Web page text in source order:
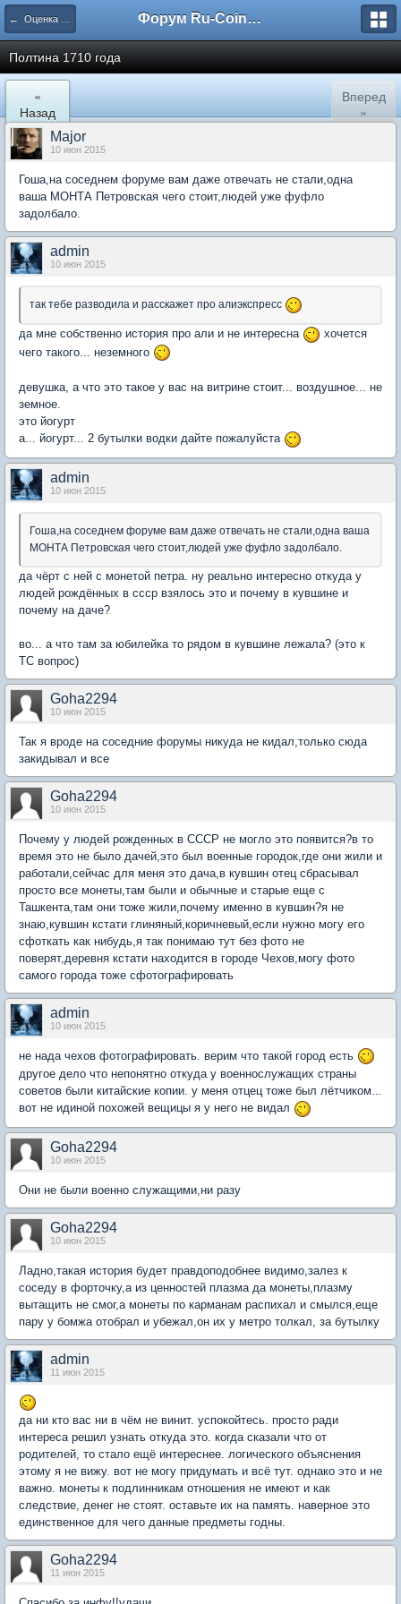
← Оценка монет царской России Форум Ru-Coin.ru
Полтина 1710 года
«
Назад
Вперед
»
Major
10 июн 2015
Гоша,на соседнем форуме вам даже отвечать не стали,одна
ваша МОНТА Петровская чего стоит,людей уже фуфло
задолбало.
admin
10 июн 2015
так тебе разводила и расскажет про алиэкспресс
да мне собственно история про али и не интересна
хочется
чего такого... неземного
девушка, а что это такое у вас на витрине стоит... воздушное... не
земное.
это йогурт
а... йогурт... 2 бутылки водки дайте пожалуйста
admin
10 июн 2015
Гоша,на соседнем форуме вам даже отвечать не стали,одна ваша
МОНТА Петровская чего стоит,людей уже фуфло задолбало.
да чёрт с ней с монетой петра. ну реально интересно откуда у
людей рождённых в ссср взялось это и почему в кувшине и
почему на даче?
во... а что там за юбилейка то рядом в кувшине лежала? (это к
ТС вопрос)
Goha2294
10 июн 2015
Так я вроде на соседние форумы никуда не кидал,только сюда
закидывал и все
Goha2294
10 июн 2015
Почему у людей рожденных в СССР не могло это появится?в то
время это не было дачей,это был военные городок,где они жили и
работали,сейчас для меня это дача,в кувшин отец сбрасывал
просто все монеты,там были и обычные и старые еще с
Ташкента,там они тоже жили,почему именно в кувшин?я не
знаю,кувшин кстати глиняный,коричневый,если нужно могу его
сфоткать как нибудь,я так понимаю тут без фото не
поверят,деревня кстати находится в городе Чехов,могу фото
самого города тоже сфотографировать
admin
10 июн 2015
не нада чехов фотографировать. верим что такой город есть
другое дело что непонятно откуда у военнослужащих страны
советов были китайские копии. у меня отцец тоже был лётчиком...
вот не идиной похожей вещицы я у него не видал
Goha2294
10 июн 2015
Они не были военно служащими,ни разу
Goha2294
10 июн 2015
Ладно,такая история будет правдоподобнее видимо,залез к
соседу в форточку,а из ценностей плазма да монеты,плазму
вытащить не смог,а монеты по карманам распихал и смылся,еще
пару у бомжа отобрал и убежал,он их у метро толкал, за бутылку
admin
11 июн 2015
да ни кто вас ни в чём не винит. успокойтесь. просто ради
интереса решил узнать откуда это. когда сказали что от
родителей, то стало ещё интереснее. логического объяснения
этому я не вижу. вот не могу придумать и всё тут. однако это и не
важно. монеты к подлинникам отношения не имеют и как
следствие, денег не стоят. оставьте их на память. наверное это
единственное для чего данные предметы годны.
Goha2294
11 июн 2015